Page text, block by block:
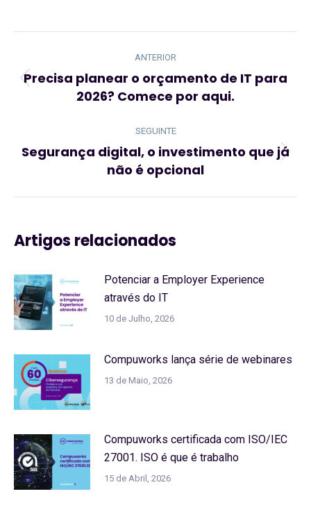
Navegação
post:
ANTERIOR
Artigo
anterior:
Precisa planear o orçamento de IT para
2026? Comece por aqui.
SEGUINTE
Artigo
seguinte:
Segurança digital, o investimento que já
não é opcional
Artigos relacionados
Potenciar a Employer Experience
através do IT
10 de Julho, 2026
Compuworks lança série de webinares
13 de Maio, 2026
Compuworks certificada com ISO/IEC
27001. ISO é que é trabalho
15 de Abril, 2026